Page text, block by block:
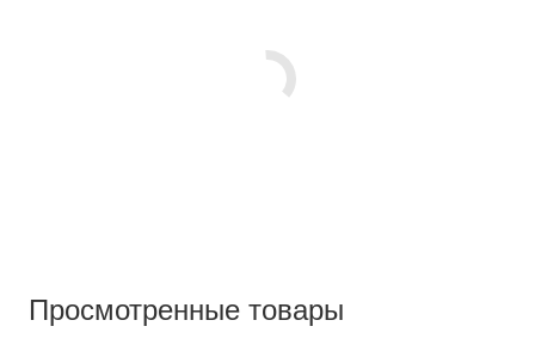
Просмотренные товары